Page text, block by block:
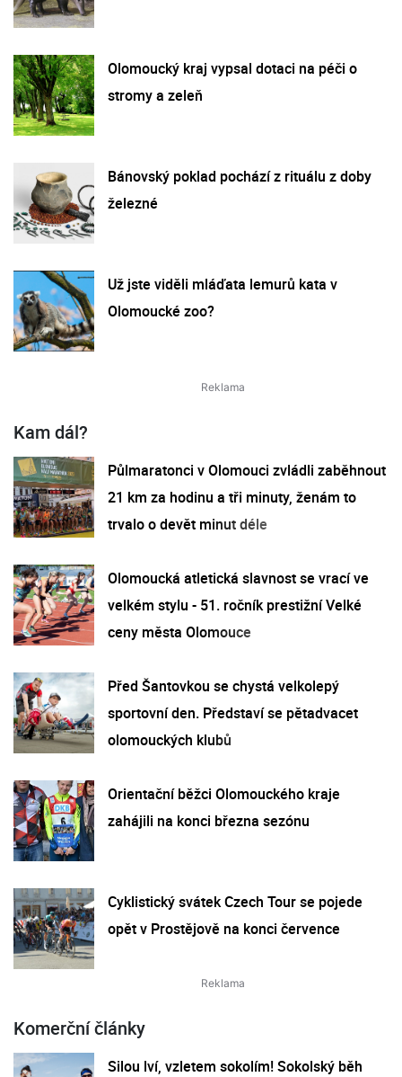
Olomoucký kraj vypsal dotaci na péči o
stromy a zeleň
Bánovský poklad pochází z rituálu z doby
železné
Už jste viděli mláďata lemurů kata v
Olomoucké zoo?
Kam dál?
Půlmaratonci v Olomouci zvládli zaběhnout
21 km za hodinu a tři minuty, ženám to
trvalo o devět minut déle
Olomoucká atletická slavnost se vrací ve
velkém stylu - 51. ročník prestižní Velké
ceny města Olomouce
Před Šantovkou se chystá velkolepý
sportovní den. Představí se pětadvacet
olomouckých klubů
Orientační běžci Olomouckého kraje
zahájili na konci března sezónu
Cyklistický svátek Czech Tour se pojede
opět v Prostějově na konci července
Komerční články
Silou lví, vzletem sokolím! Sokolský běh